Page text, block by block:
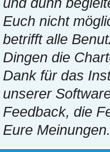
Euch nicht
betrifft alle
Dingen die
Dank für das
unserer
Feedback, die
Eure Meinungen.